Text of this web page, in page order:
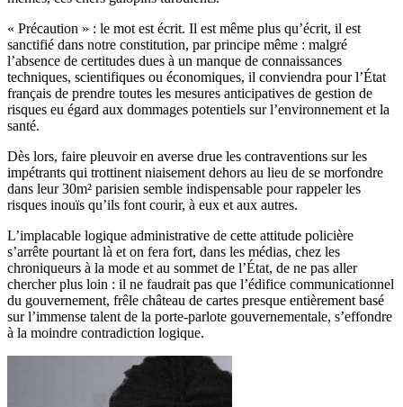
« Précaution » : le mot est écrit. Il est même plus qu’écrit, il est
sanctifié dans notre constitution, par principe même : malgré
l’absence de certitudes dues à un manque de connaissances
techniques, scientifiques ou économiques, il conviendra pour l’État
français de prendre toutes les mesures anticipatives de gestion de
risques eu égard aux dommages potentiels sur l’environnement et la
santé.
Dès lors, faire pleuvoir en averse drue les contraventions sur les
impétrants qui trottinent niaisement dehors au lieu de se morfondre
dans leur 30m² parisien semble indispensable pour rappeler les
risques inouïs qu’ils font courir, à eux et aux autres.
L’implacable logique administrative de cette attitude policière
s’arrête pourtant là et on fera fort, dans les médias, chez les
chroniqueurs à la mode et au sommet de l’État, de ne pas aller
chercher plus loin : il ne faudrait pas que l’édifice communicationnel
du gouvernement, frêle château de cartes presque entièrement basé
sur l’immense talent de la porte-parlote gouvernementale, s’effondre
à la moindre contradiction logique.